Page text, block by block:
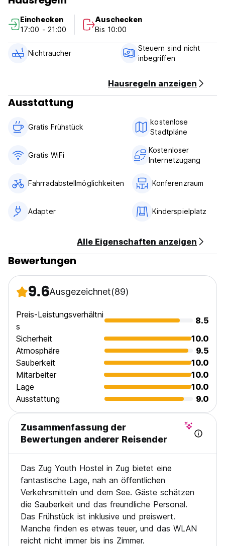
Einchecken
17:00 - 21:00
Auschecken
Bis 10:00
Nichtraucher
Steuern sind nicht
inbegriffen
Hausregeln anzeigen
Ausstattung
Gratis Frühstück
kostenlose
Stadtpläne
Gratis WiFi
Kostenloser
Internetzugang
Fahrradabstellmöglichkeiten Konferenzraum
Adapter Kinderspielplatz
Alle Eigenschaften anzeigen
Bewertungen
9.6Ausgezeichnet(89)
Preis-Leistungsverhältni
s
8.5
Sicherheit
10.0
Atmosphäre
9.5
Sauberkeit
10.0
Mitarbeiter
10.0
Lage
10.0
Ausstattung
9.0
Zusammenfassung der
Bewertungen anderer Reisender
Das Zug Youth Hostel in Zug bietet eine
fantastische Lage, nah an öffentlichen
Verkehrsmitteln und dem See. Gäste schätzen
die Sauberkeit und das freundliche Personal.
Das Frühstück ist inklusive und preiswert.
Manche finden es etwas teuer, und das WLAN
reicht nicht immer bis ins Zimmer.